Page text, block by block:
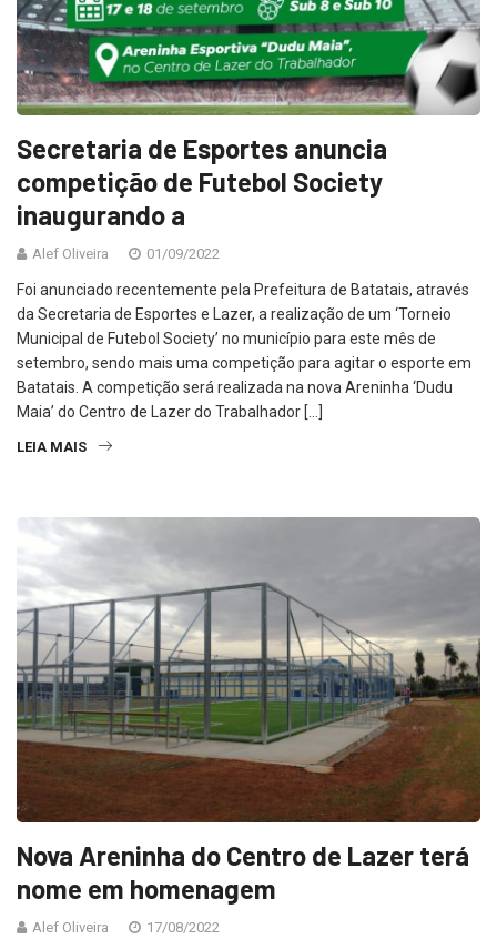
Secretaria de Esportes anuncia
competição de Futebol Society
inaugurando a
Alef Oliveira 01/09/2022
Foi anunciado recentemente pela Prefeitura de Batatais, através
da Secretaria de Esportes e Lazer, a realização de um ‘Torneio
Municipal de Futebol Society’ no município para este mês de
setembro, sendo mais uma competição para agitar o esporte em
Batatais. A competição será realizada na nova Areninha ‘Dudu
Maia’ do Centro de Lazer do Trabalhador […]
LEIA MAIS
Nova Areninha do Centro de Lazer terá
nome em homenagem